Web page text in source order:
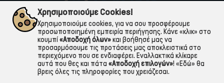
ΠΛΗΡΟΦΟΡΙΕΣ
Χρησιμοποιούμε Cookies!
Χρησιμοποιούμε cookies, για να σου προσφέρουμε
προσωποποιημένη εμπειρία περιήγησης. Κάνε «κλικ» στο
κουμπί«Αποδοχή όλων»και βοήθησέ μας να
προσαρμόσουμε τις προτάσεις μας αποκλειστικά στο
περιεχόμενο που σε ενδιαφέρει. Εναλλακτικά κλίκαρε
αυτά που θες και πάτα «Αποδοχή επιλογών»! «Εδώ» θα
βρεις όλες τις πληροφορίες που χρειάζεσαι.